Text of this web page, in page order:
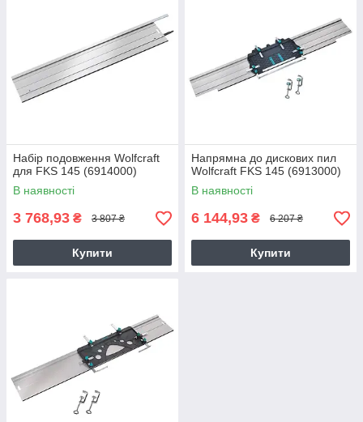
Набір подовження Wolfcraft
для FKS 145 (6914000)
В наявності
3 768,93 ₴ 3 807 ₴
Купити
Напрямна до дискових пил
Wolfcraft FKS 145 (6913000)
В наявності
6 144,93 ₴ 6 207 ₴
Купити